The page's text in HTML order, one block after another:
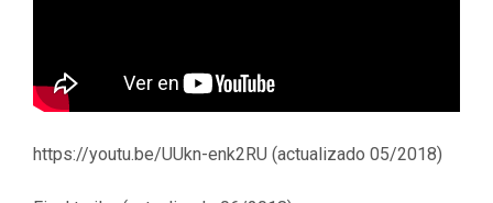
https://youtu.be/UUkn-enk2RU (actualizado 05/2018)